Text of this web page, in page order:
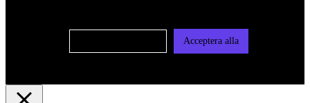
Acceptera alla